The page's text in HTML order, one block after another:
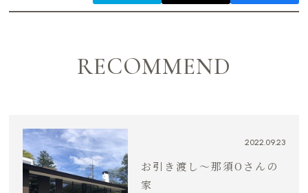
RECOMMEND
2022.09.23
お引き渡し〜那須Oさんの
家